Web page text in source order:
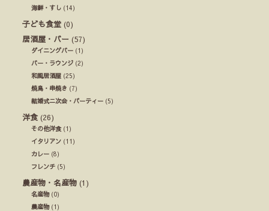
海鮮・すし (14)
子ども食堂 (0)
居酒屋・バー (57)
ダイニングバー (1)
バー・ラウンジ (2)
和風居酒屋 (25)
焼鳥・串焼き (7)
結婚式ニ次会・パーティー (5)
洋食 (26)
その他洋食(1)
イタリアン (11)
カレー (8)
フレンチ (5)
農産物・名産物 (1)
名産物(0)
農産物(1)